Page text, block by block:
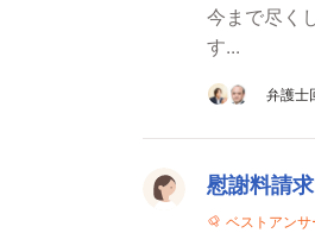
今まで尽くしてきたの
す...
弁護士
慰謝料請
ベストアンサ